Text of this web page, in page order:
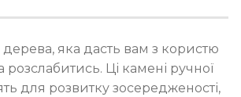
дерева, яка дасть вам з користю
розслабитись. Ці камені ручної
для розвитку зосередженості,